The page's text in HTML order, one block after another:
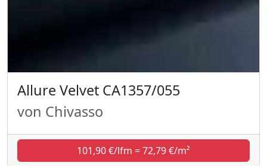
Allure Velvet CA1357/055
von Chivasso
101,90 €/lfm = 72,79 €/m²